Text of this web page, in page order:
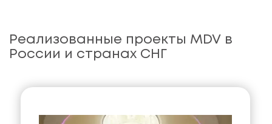
Реализованные проекты MDV в
России и странах СНГ